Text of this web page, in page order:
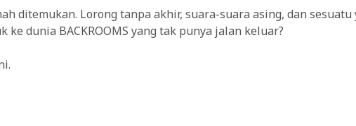
ditemukan. Lorong tanpa akhir, suara-suara asing, dan sesuatu
dunia BACKROOMS yang tak punya jalan keluar?